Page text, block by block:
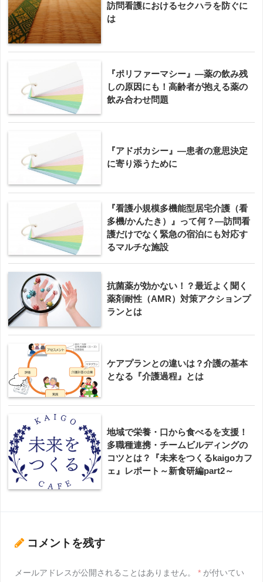
訪問看護におけるセクハラを防ぐに
は
『ポリファーマシー』―薬の飲み残
しの原因にも！高齢者が抱える薬の
飲み合わせ問題
『アドボカシー』―患者の意思決定
に寄り添うために
『看護小規模多機能型居宅介護（看
多機/かんたき）』って何？―訪問看
護だけでなく緊急の宿泊にも対応す
るマルチな施設
抗菌薬が効かない！？最近よく聞く
薬剤耐性（AMR）対策アクションプ
ランとは
ケアプランとの違いは？介護の基本
となる『介護過程』とは
地域で栄養・口から食べるを支援！
多職種連携・チームビルディングの
コツとは？『未来をつくるkaigoカフ
ェ』レポート～新食研編part2～
コメントを残す
メールアドレスが公開されることはありません。 * が付いてい